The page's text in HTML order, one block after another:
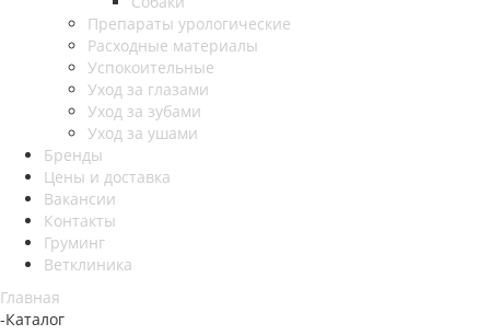
Препараты урологические
Расходные материалы
Успокоительные
Уход за глазами
Уход за зубами
Уход за ушами
Бренды
Цены и доставка
Вакансии
Контакты
Груминг
Ветклиника
Главная
-Каталог